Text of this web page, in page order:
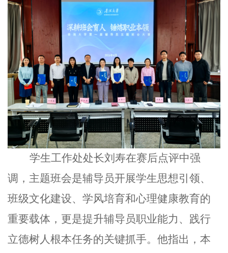
学生工作处处长刘寿在赛后点评中强
调，主题班会是辅导员开展学生思想引领、
班级文化建设、学风培育和心理健康教育的
重要载体，更是提升辅导员职业能力、践行
立德树人根本任务的关键抓手。他指出，本